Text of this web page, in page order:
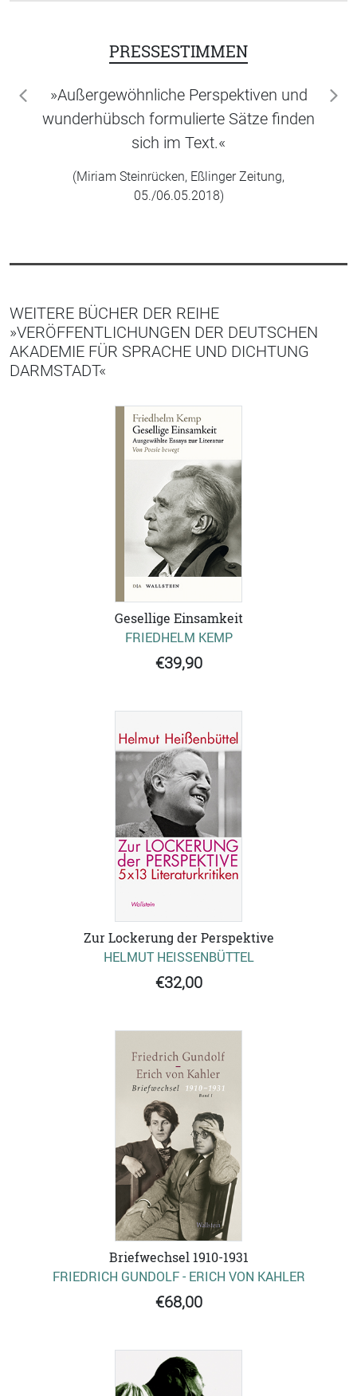
PRESSESTIMMEN
»Außergewöhnliche Perspektiven und
wunderhübsch formulierte Sätze finden
sich im Text.«
(Miriam Steinrücken, Eßlinger Zeitung,
05./06.05.2018)
zurück
WEITERE BÜCHER DER REIHE
»VERÖFFENTLICHUNGEN DER DEUTSCHEN
AKADEMIE FÜR SPRACHE UND DICHTUNG
DARMSTADT«
Gesellige Einsamkeit
FRIEDHELM KEMP
€39,90
Zur Lockerung der Perspektive
HELMUT HEISSENBÜTTEL
€32,00
Briefwechsel 1910-1931
FRIEDRICH GUNDOLF - ERICH VON KAHLER
€68,00